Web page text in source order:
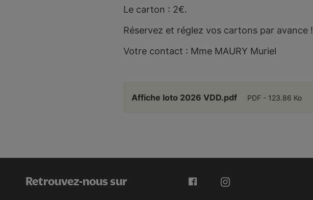
Le carton : 2€.
Réservez et réglez vos cartons par avance !
Votre contact : Mme MAURY Muriel
Affiche loto 2026 VDD.pdf PDF 123.86 Ko
Retrouvez-nous sur